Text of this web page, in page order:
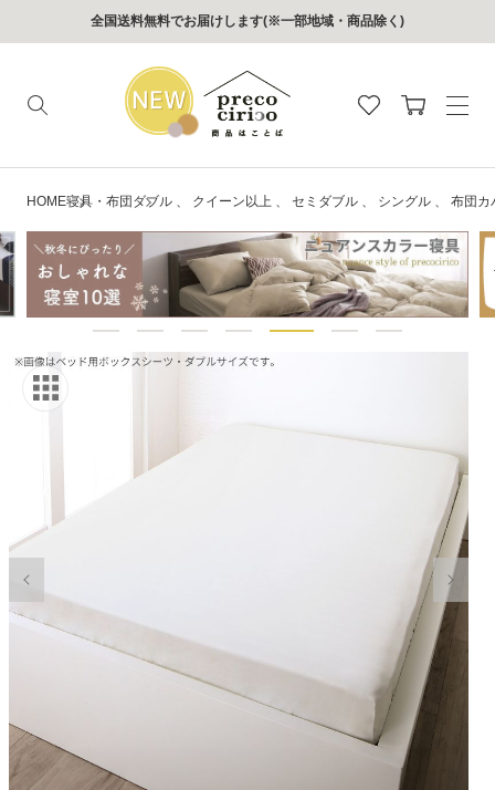
コンテン全国送料無料でお届けします(※一部地域・商品除く)
ー
HOME寝具・布団 ダブル 、 クイーン以上 、 セミダブル 、 シングル 、 布団カ